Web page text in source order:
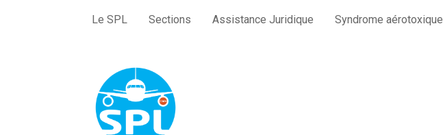
Le SPL Sections Assistance Juridique Syndrome aérotoxique